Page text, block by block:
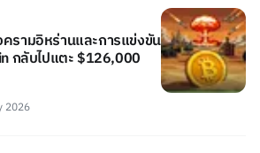
รามอิหร่านและการแข่งขัน
กลับไปแตะ $126,000
2026